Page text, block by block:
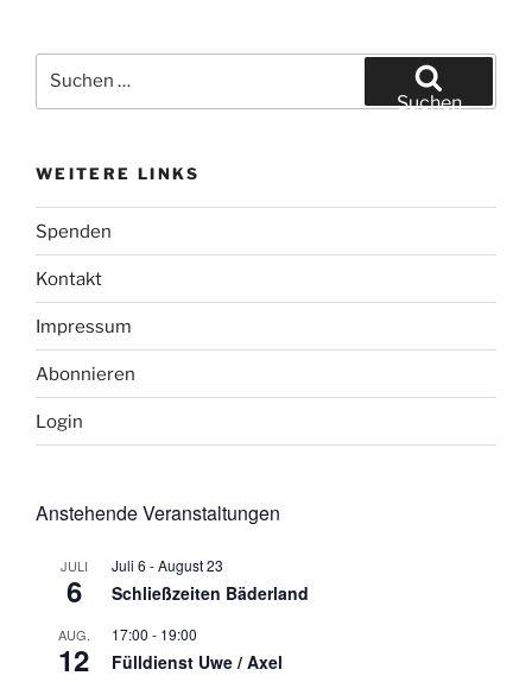
nach:
Suchen
WEITERE LINKS
Spenden
Kontakt
Impressum
Abonnieren
Login
Anstehende Veranstaltungen
JULI
6
Juli 6 -August 23
Schließzeiten Bäderland
AUG.
12
17:00 - 19:00
Fülldienst Uwe / Axel